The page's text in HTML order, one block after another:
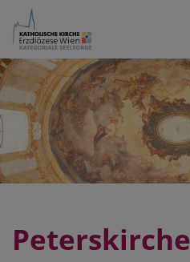
Peterskirche